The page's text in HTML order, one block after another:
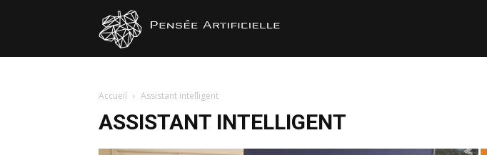
Accueil Assistant intelligent
ASSISTANT INTELLIGENT